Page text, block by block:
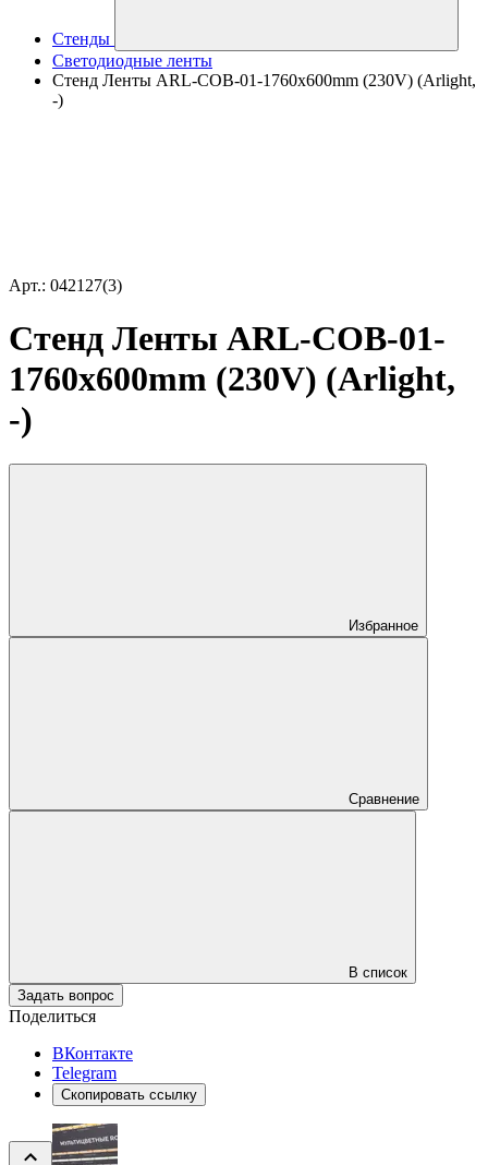
Стенды
Светодиодные ленты
Стенд Ленты ARL-COB-01-1760х600mm (230V) (Arlight,
-)
Арт.: 042127(3)
Стенд Ленты ARL-COB-01-
1760х600mm (230V) (Arlight,
-)
Избранное
Сравнение
В список
Задать вопрос
Поделиться
ВКонтакте
Telegram
Скопировать ссылку